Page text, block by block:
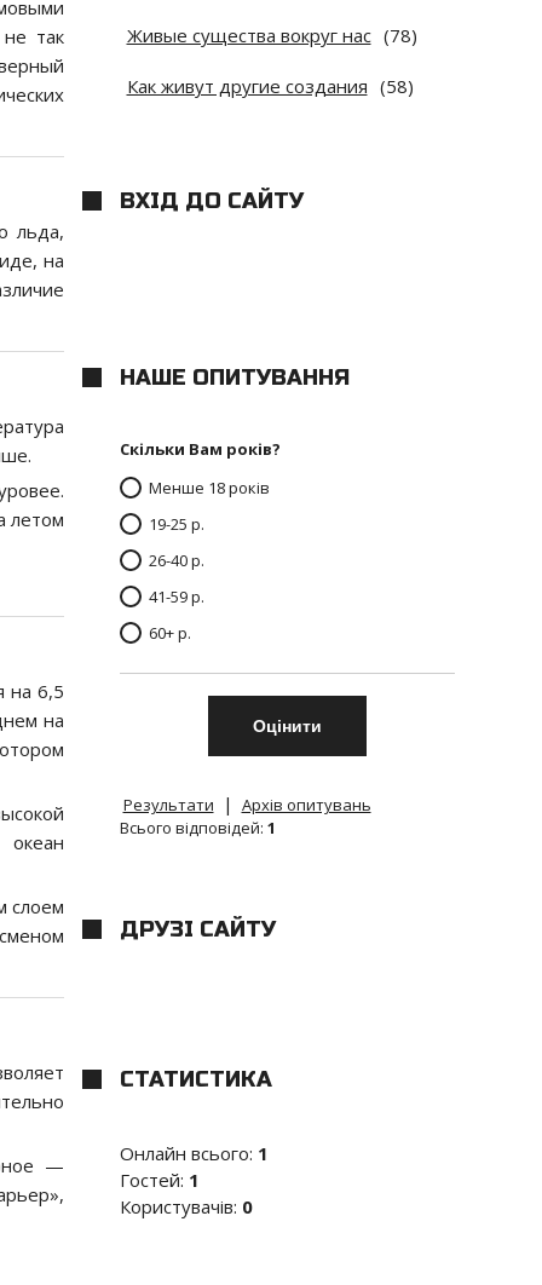
так
льда,
на
летом
на 6,5
на
слоем
—
Живые существа вокруг нас (78)
Как живут другие создания (58)
ВХІД ДО САЙТУ
НАШЕ ОПИТУВАННЯ
Скільки Вам років?
Менше 18 років
19-25 р.
26-40 р.
41-59 р.
60+ р.
Результати |
Архів опитувань
Всього відповідей: 1
ДРУЗІ САЙТУ
СТАТИСТИКА
Онлайн всього: 1
Гостей: 1
Користувачів: 0